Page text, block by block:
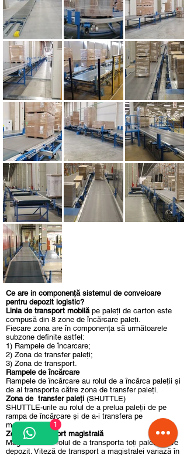
Ce are in componență sistemul de conveioare
pentru depozit logistic?
Linia de transport mobilă pe paleţi de carton este
compusă din 8 zone de încărcare paleți.
Fiecare zona are în componenţa să următoarele
subzone definite astfel:
1) Rampele de încarcare;
2) Zona de transfer paleţi;
3) Zona de transport.
Rampele de încărcare
Rampele de încărcare au rolul de a încărca paleţii şi
de ai transporta către zona de transfer paleţi.
Zona de transfer paleţi (SHUTTLE)
SHUTTLE-urile au rolul de a prelua paleţii de pe
rampa de încărcare și de a-i transfera pe
magistrală.
Zona de transport magistrală
Magistrala are rolul de a transporta toți paletii către
depozit. Viteză de transport a magistralei variază în
1